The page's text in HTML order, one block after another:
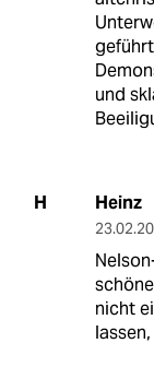
und
H Heinz
nicht